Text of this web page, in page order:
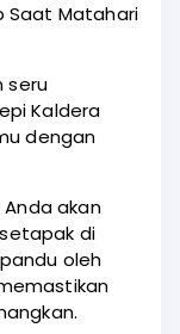
Saat Matahari
seru
Kaldera
dengan
akan
di
oleh